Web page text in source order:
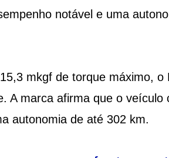
notável e uma
mkgf de torque máximo,
A marca afirma que o
autonomia de até 302 km.